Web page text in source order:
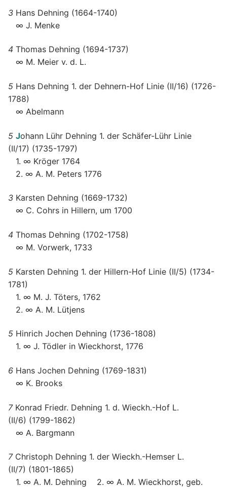
3 Hans Dehning (1664-1740)
∞ J. Menke
4 Thomas Dehning (1694-1737)
∞ M. Meier v. d. L.
5 Hans Dehning 1. der Dehnern-Hof Linie (II/16) (1726-
1788)
∞ Abelmann
5 Johann Lühr Dehning 1. der Schäfer-Lühr Linie
(II/17) (1735-1797)
1. ∞ Kröger 1764
2. ∞ A. M. Peters 1776
3 Karsten Dehning (1669-1732)
∞ C. Cohrs in Hillern, um 1700
4 Thomas Dehning (1702-1758)
∞ M. Vorwerk, 1733
5 Karsten Dehning 1. der Hillern-Hof Linie (II/5) (1734-
1781)
1. ∞ M. J. Töters, 1762
2. ∞ A. M. Lütjens
5 Hinrich Jochen Dehning (1736-1808)
1. ∞ J. Tödler in Wieckhorst, 1776
6 Hans Jochen Dehning (1769-1831)
∞ K. Brooks
7Konrad Friedr. Dehning 1. d. Wieckh.-Hof L.
(II/6) (1799-1862)
∞ A. Bargmann
7Christoph Dehning 1. der Wieckh.-Hemser L.
(II/7) (1801-1865)
1. ∞ A. M. Dehning 2. ∞ A. M. Wieckhorst, geb.